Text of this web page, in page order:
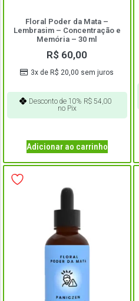
Floral Poder da Mata –
Lembrasim – Concentração e
Memória – 30 ml
R$ 60,00
3x de R$ 20,00 sem juros
Desconto de 10% R$ 54,00
no Pix
Adicionar ao carrinho